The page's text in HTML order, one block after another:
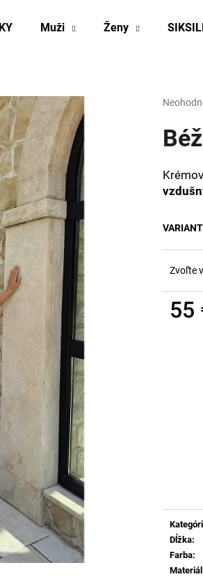
Muži Ženy
produktu
je
5
VARIANT
Zvoľte
55
Dĺžka:
Farba:
Materiál
HĽADAŤ
Odporúčame